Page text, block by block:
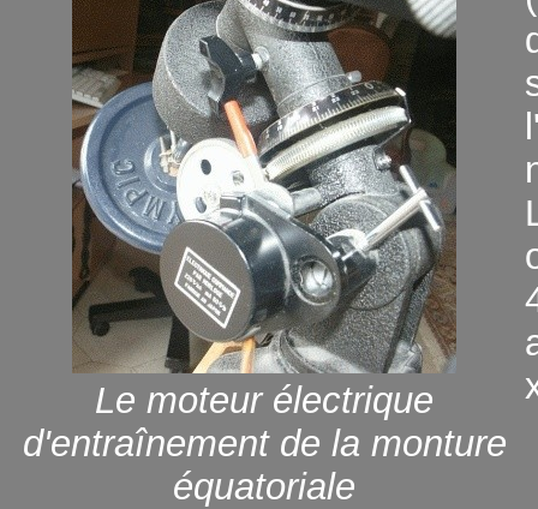
Le moteur électrique
d'entraînement de la monture
équatoriale